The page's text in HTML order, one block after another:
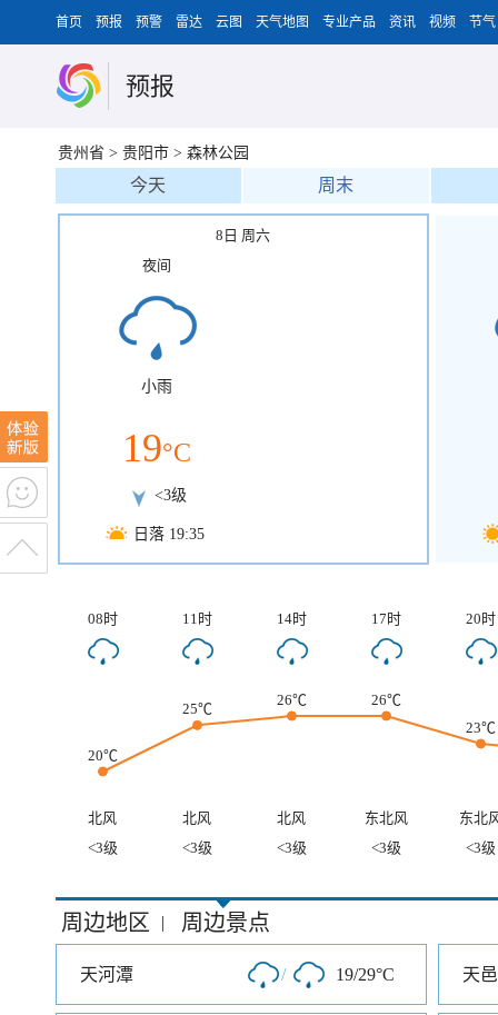
首页 预报 预警 雷达 云图 天气地图 专业产品 资讯 视频 节气
预报
贵州省 > 贵阳市 > 森林公园
今天 周末
8日 周六
夜间
小雨
19°C
<3级
日落 19:35
08时 11时 14时 17时 20时
20℃
25℃
26℃
26℃
23℃
北风 北风 北风 东北风
东北
<3级
<3级 <3级 <3级 <3级
周边地区 | 周边景点
天河潭 / 19/29°C